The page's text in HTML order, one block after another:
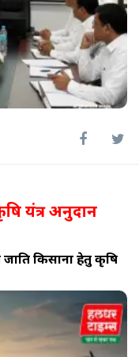
यंत्र अनुदान
किसानों हेतु कृषि